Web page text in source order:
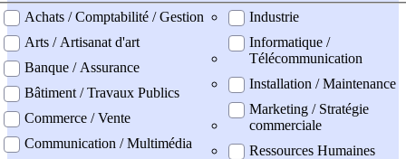
professionel
Achats / Comptabilité / Gestion
Arts / Artisanat d'art
Banque / Assurance
Bâtiment / Travaux Publics
Commerce / Vente
Communication / Multimédia
Industrie
Informatique /
Télécommunication
Installation / Maintenance
Marketing / Stratégie
commerciale
Ressources Humaines